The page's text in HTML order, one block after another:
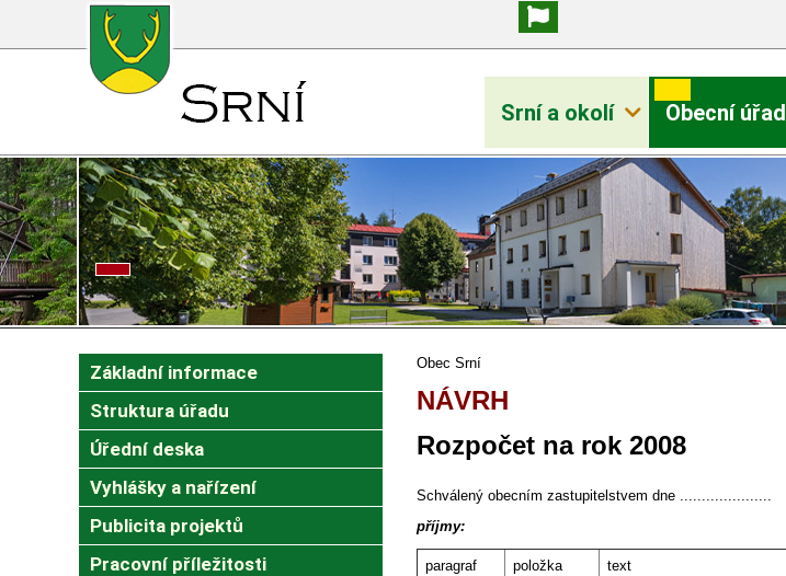
Srní a okolí Obecní úřad
Základní informace
Struktura úřadu
Úřední deska
Vyhlášky a nařízení
Publicita projektů
Pracovní příležitosti
Obec Srní
NÁVRH
Rozpočet na rok 2008
Schválený obecním zastupitelstvem dne .....................
příjmy:
paragraf položka text